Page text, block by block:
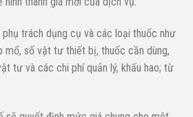
trách dụng cụ và các loại thuốc như
mổ, số vật tư thiết bị, thuốc cần dùng,
tư và các chi phí quản lý, khấu hao; từ